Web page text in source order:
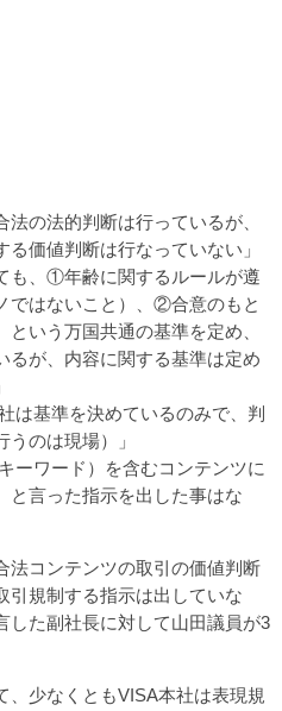
法の法的判断は行っているが、
価値判断は行なっていない」
も、①年齢に関するルールが遵
ではないこと）、②合意のもと
いう万国共通の基準を定め、
るが、内容に関する基準は定め
は基準を決めているのみで、判
のは現場）」
ーワード）を含むコンテンツに
と言った指示を出した事はな
コンテンツの取引の価値判断
引規制する指示は出していな
した副社長に対して山田議員が3
少なくともVISA本社は表現規